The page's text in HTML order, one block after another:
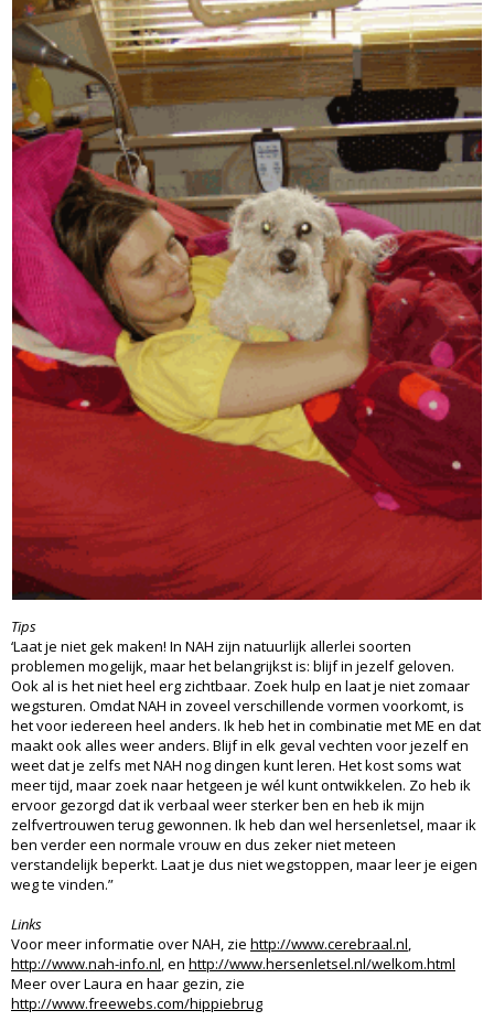
Tips
‘Laat je niet gek maken! In NAH zijn natuurlijk allerlei soorten
problemen mogelijk, maar het belangrijkst is: blijf in jezelf geloven.
Ook al is het niet heel erg zichtbaar. Zoek hulp en laat je niet zomaar
wegsturen. Omdat NAH in zoveel verschillende vormen voorkomt, is
het voor iedereen heel anders. Ik heb het in combinatie met ME en dat
maakt ook alles weer anders. Blijf in elk geval vechten voor jezelf en
weet dat je zelfs met NAH nog dingen kunt leren. Het kost soms wat
meer tijd, maar zoek naar hetgeen je wél kunt ontwikkelen. Zo heb ik
ervoor gezorgd dat ik verbaal weer sterker ben en heb ik mijn
zelfvertrouwen terug gewonnen. Ik heb dan wel hersenletsel, maar ik
ben verder een normale vrouw en dus zeker niet meteen
verstandelijk beperkt. Laat je dus niet wegstoppen, maar leer je eigen
weg te vinden.”
Links
Voor meer informatie over NAH, zie http://www.cerebraal.nl,
http://www.nah-info.nl, en http://www.hersenletsel.nl/welkom.html
Meer over Laura en haar gezin, zie
http://www.freewebs.com/hippiebrug